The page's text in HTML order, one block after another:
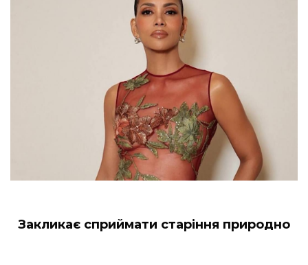
Закликає сприймати старіння природно